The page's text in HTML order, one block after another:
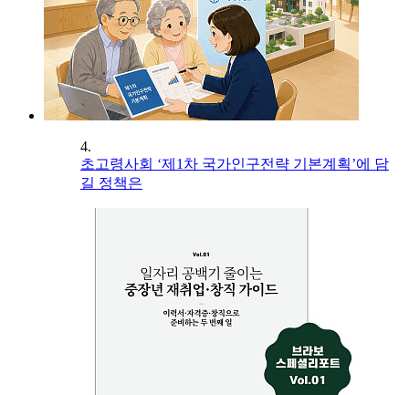
4.
초고령사회 ‘제1차 국가인구전략 기본계획’에 담
길 정책은